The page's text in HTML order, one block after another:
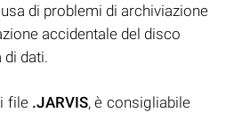
di problemi di archiviazione
accidentale del disco
dati.
file .JARVIS, è consigliabile